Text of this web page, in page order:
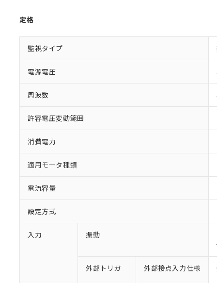
定格
監視タイプ
電源電圧
周波数
許容電圧変動範囲
消費電力
適用モータ種類
電流容量
設定方式
入力 振動
外部トリガ 外部接点入力仕様